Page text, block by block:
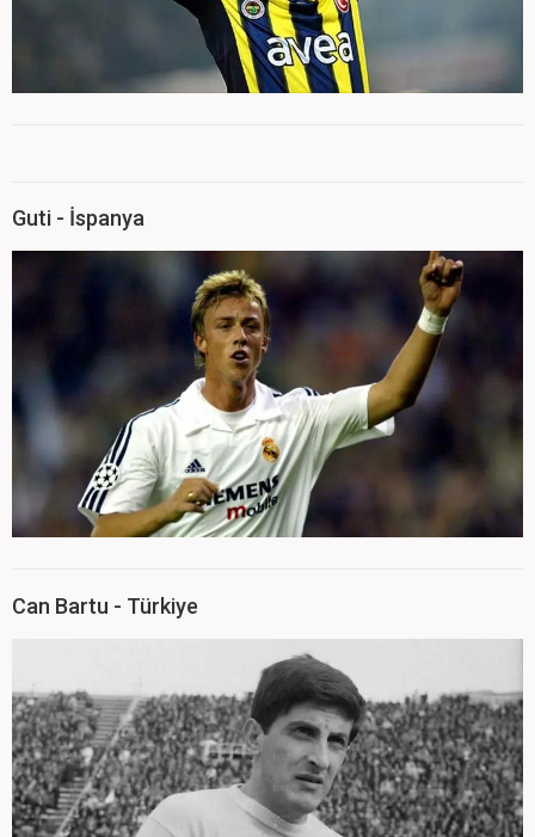
Guti - İspanya
Can Bartu - Türkiye